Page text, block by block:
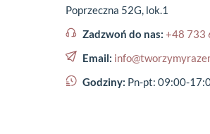
Poprzeczna 52G, lok.1
Zadzwoń do nas: +48 733
Email:
Godziny: Pn-pt: 09:00-